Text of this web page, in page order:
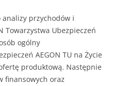
przychodów i
Towarzystwa Ubezpieczeń
ogólny
AEGON TU na Życie
produktową. Następnie
finansowych oraz